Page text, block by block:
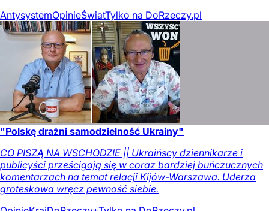
AntysystemOpinieŚwiatTylko na DoRzeczy.pl
"Polskę drażni samodzielność Ukrainy"
CO PISZĄ NA WSCHODZIE || Ukraińscy dziennikarze i
publicyści prześcigają się w coraz bardziej buńczucznych
komentarzach na temat relacji Kijów-Warszawa. Uderza
groteskowa wręcz pewność siebie.